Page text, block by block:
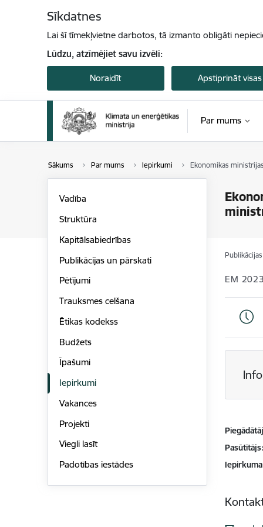
Sīkdatnes
Lai šī tīmekļvietne darbotos, tā izmanto obligāti
Lūdzu, atzīmējiet savu izvēli:
Noraidīt Apstiprināt visas
Par mums
Sākums Par mums Iepirkumi Ekonomikas
Vadība
Struktūra
Kapitālsabiedrības
Publikācijas un pārskati
Pētījumi
Trauksmes celšana
Ētikas kodekss
Budžets
Īpašumi
Iepirkumi
Vakances
Projekti
Viegli lasīt
Padotības iestādes
EM
Pasūtītājs